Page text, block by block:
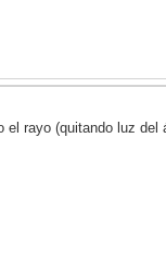
rayo (quitando luz